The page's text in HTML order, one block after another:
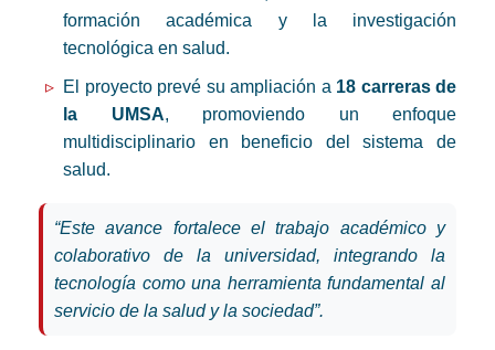
formación académica y la investigación
tecnológica en salud.
El proyecto prevé su ampliación a 18 carreras de
la UMSA, promoviendo un enfoque
multidisciplinario en beneficio del sistema de
salud.
“Este avance fortalece el trabajo académico y
colaborativo de la universidad, integrando la
tecnología como una herramienta fundamental al
servicio de la salud y la sociedad”.